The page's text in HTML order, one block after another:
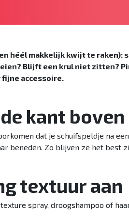
héél makkelijk kwijt te
Blijft een krul niet zitten?
accessoire.
kant boven
dat je schuifspeldje na
beneden. Zo blijven ze het best
textuur aan
spray, droogshampoo of